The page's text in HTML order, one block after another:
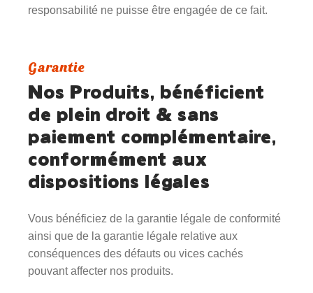
responsabilité ne puisse être engagée de ce fait.
Garantie
Nos Produits, bénéficient
de plein droit & sans
paiement complémentaire,
conformément aux
dispositions légales
Vous bénéficiez de la garantie légale de conformité
ainsi que de la garantie légale relative aux
conséquences des défauts ou vices cachés
pouvant affecter nos produits.